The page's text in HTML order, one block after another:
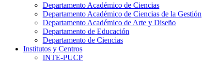
Departamento Académico de Ciencias
Departamento Académico de Ciencias de la Gestión
Departamento Académico de Arte y Diseño
Departamento de Educación
Departamento de Ciencias
Institutos y Centros
INTE-PUCP